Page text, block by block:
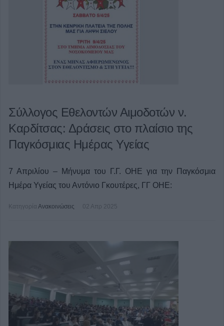
Σύλλογος Εθελοντών Αιμοδοτών ν.
Καρδίτσας: Δράσεις στο πλαίσιο της
Παγκόσμιας Ημέρας Υγείας
7 Απριλίου – Μήνυμα του Γ.Γ. ΟΗΕ για την Παγκόσμια
Ημέρα Υγείας του Αντόνιο Γκουτέρες, ΓΓ ΟΗΕ:
Κατηγορία Ανακοινώσεις 02 Απρ 2025